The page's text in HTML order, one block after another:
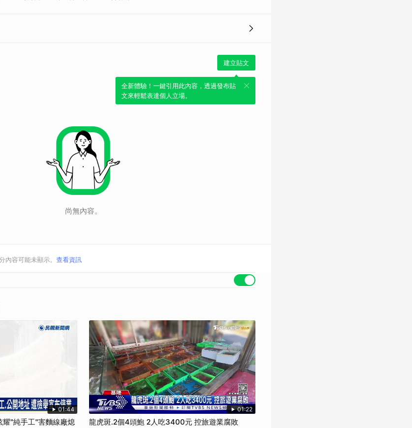
建立貼文
全新體驗！一鍵引用此內容，透過發布貼
文來輕鬆表達個人立場。
尚無內容。
內容可能未顯示。 查看資訊
01:44
耀"純手工"害麵線廠熄
01:22
龍虎斑.2個4頭鮑 2人吃3400元 控旅遊業腐敗